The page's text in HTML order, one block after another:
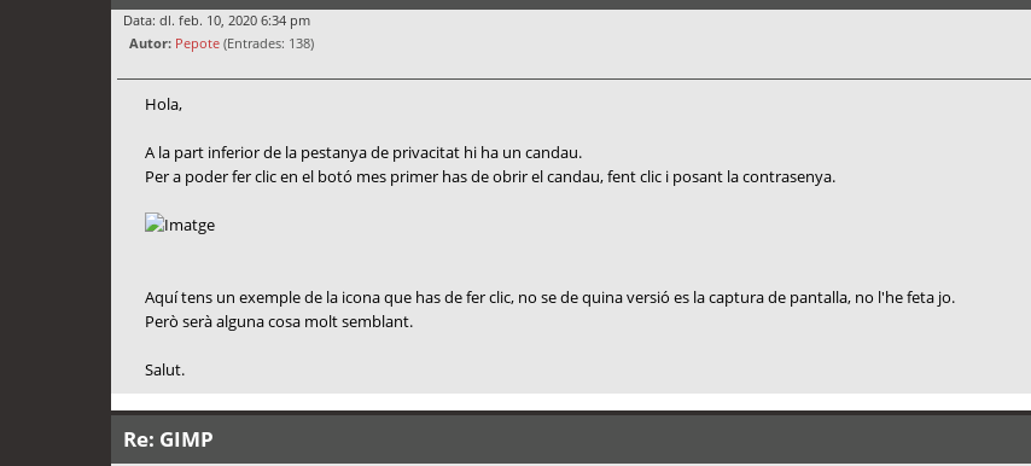
Data: dl. feb. 10, 2020 6:34 pm
Autor: Pepote (Entrades: 138)
Hola,
A la part inferior de la pestanya de privacitat hi ha un candau.
Per a poder fer clic en el botó mes primer has de obrir el candau, fent clic i posant la contrasenya.
Aquí tens un exemple de la icona que has de fer clic, no se de quina versió es la captura de pantalla, no l'he feta jo.
Però serà alguna cosa molt semblant.
Salut.
Re: GIMP